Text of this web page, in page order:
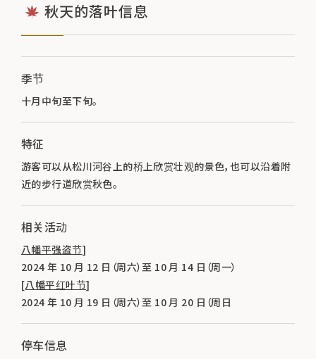
秋天的落叶信息
季节
十月中旬至下旬。
特征
游客可以从松川河谷上的桥上欣赏壮观的景色，也可以沿着附
近的步行道欣赏秋色。
相关活动
八幡平强盗节]
2024 年 10 月 12 日（周六）至 10 月 14 日（周一）
[八幡平红叶节]
2024 年 10 月 19 日（周六）至 10 月 20 日（周日
停车信息